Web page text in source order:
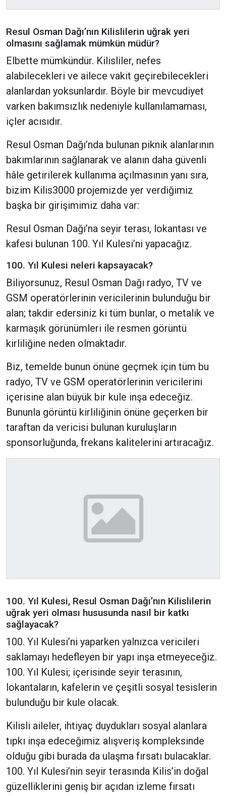
Resul Osman Dağı’nın Kilislilerin uğrak yeri
olmasını sağlamak mümkün müdür?
Elbette mümkündür. Kilisliler, nefes
alabilecekleri ve ailece vakit geçirebilecekleri
alanlardan yoksunlardır. Böyle bir mevcudiyet
varken bakımsızlık nedeniyle kullanılamaması,
içler acısıdır.
Resul Osman Dağı’nda bulunan piknik alanlarının
bakımlarının sağlanarak ve alanın daha güvenli
hâle getirilerek kullanıma açılmasının yanı sıra,
bizim Kilis3000 projemizde yer verdiğimiz
başka bir girişimimiz daha var:
Resul Osman Dağı’na seyir terası, lokantası ve
kafesi bulunan 100. Yıl Kulesi’ni yapacağız.
100. Yıl Kulesi neleri kapsayacak?
Biliyorsunuz, Resul Osman Dağı radyo, TV ve
GSM operatörlerinin vericilerinin bulunduğu bir
alan; takdir edersiniz ki tüm bunlar, o metalik ve
karmaşık görünümleri ile resmen görüntü
kirliliğine neden olmaktadır.
Biz, temelde bunun önüne geçmek için tüm bu
radyo, TV ve GSM operatörlerinin vericilerini
içerisine alan büyük bir kule inşa edeceğiz.
Bununla görüntü kirliliğinin önüne geçerken bir
taraftan da vericisi bulunan kuruluşların
sponsorluğunda, frekans kalitelerini artıracağız.
100. Yıl Kulesi, Resul Osman Dağı’nın Kilislilerin
uğrak yeri olması hususunda nasıl bir katkı
sağlayacak?
100. Yıl Kulesi’ni yaparken yalnızca vericileri
saklamayı hedefleyen bir yapı inşa etmeyeceğiz.
100. Yıl Kulesi; içerisinde seyir terasının,
lokantaların, kafelerin ve çeşitli sosyal tesislerin
bulunduğu bir kule olacak.
Kilisli aileler, ihtiyaç duydukları sosyal alanlara
tıpkı inşa edeceğimiz alışveriş kompleksinde
olduğu gibi burada da ulaşma fırsatı bulacaklar.
100. Yıl Kulesi’nin seyir terasında Kilis’in doğal
güzelliklerini geniş bir açıdan izleme fırsatı